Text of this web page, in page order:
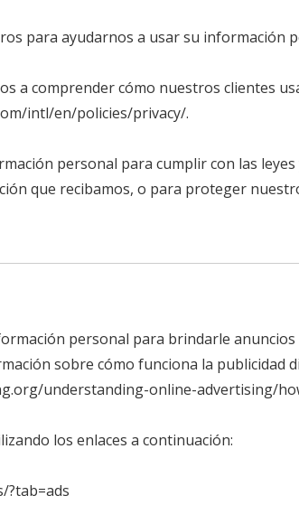
para ayudarnos a usar su información
a comprender cómo nuestros clientes
intl/en/policies/privacy/.
personal para cumplir con las
que recibamos, o para proteger
personal para brindarle
sobre cómo funciona la
understanding-online-advertising/
los enlaces a continuación:
?tab=ads